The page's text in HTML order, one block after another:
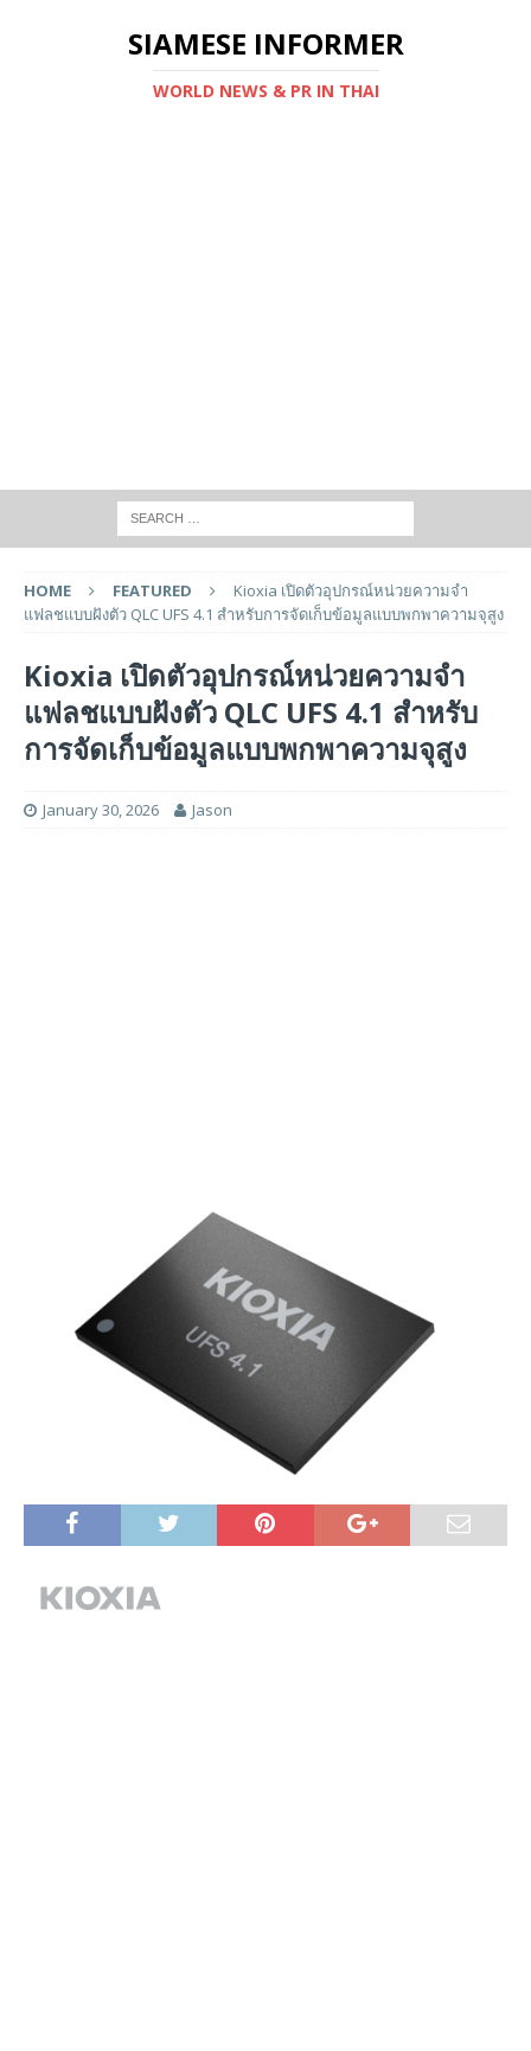
SIAMESE INFORMER
WORLD NEWS & PR IN THAI
HOME FEATURED
Kioxia เปิดตัวอุปกรณ์หน่วยความจำ
แฟลชแบบฝังตัว QLC UFS 4.1 สำหรับการจัดเก็บข้อมูลแบบพกพาความจุสูง
Kioxia เปิดตัวอุปกรณ์หน่วยความจำ
แฟลชแบบฝังตัว QLC UFS 4.1 สำหรับ
การจัดเก็บข้อมูลแบบพกพาความจุสูง
January 30, 2026 Jason